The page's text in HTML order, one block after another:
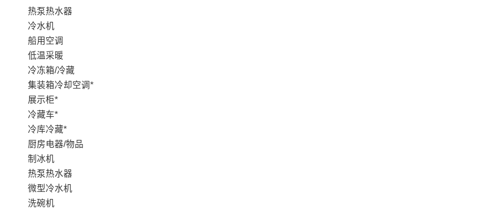
热泵热水器
冷水机
船用空调
低温采暖
冷冻箱/冷藏
集装箱冷却空调*
展示柜*
冷藏车*
冷库冷藏*
厨房电器/物品
制冰机
热泵热水器
微型冷水机
洗碗机